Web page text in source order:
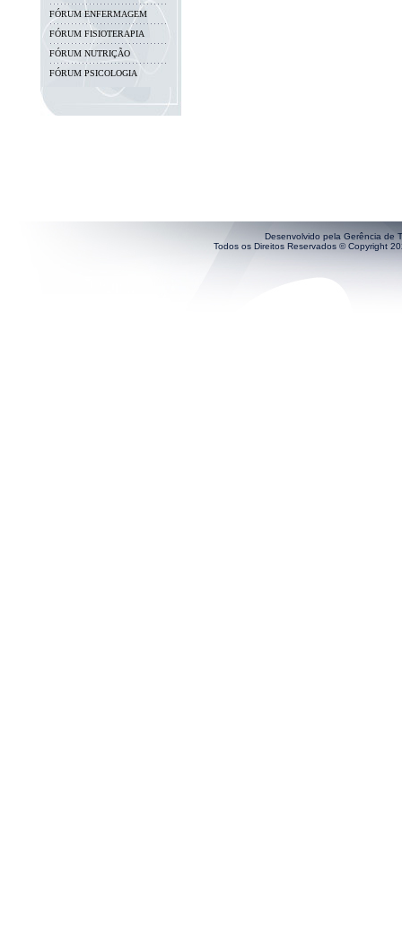
FÓRUM ENFERMAGEM
FÓRUM FISIOTERAPIA
FÓRUM NUTRIÇÃO
FÓRUM PSICOLOGIA
Desenvolvido pela Gerência de
Todos os Direitos Reservados © Copyright